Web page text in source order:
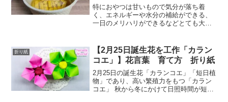
方動画 Punya Tali dan Botol
Bekas? Kamu Bisa Buat
Makanan Cantik dan Simpel Ini
特におやつは甘いもので気分が落ち着
く、エネルギーや水分の補給ができる、
一日のメリハリができるなどとても大き
もらうおやつレクは協力して作業してい
く達成感や役割の自覚、音や...
折り紙
【2月25日誕生花を工作「カラン
コエ」】花言葉 育て方 折り紙
2月25日の誕生花「カランコエ」「短日植
物」であり、高い繁殖力をもつ「カラン
コエ」 秋から冬にかけて日照時間が短く